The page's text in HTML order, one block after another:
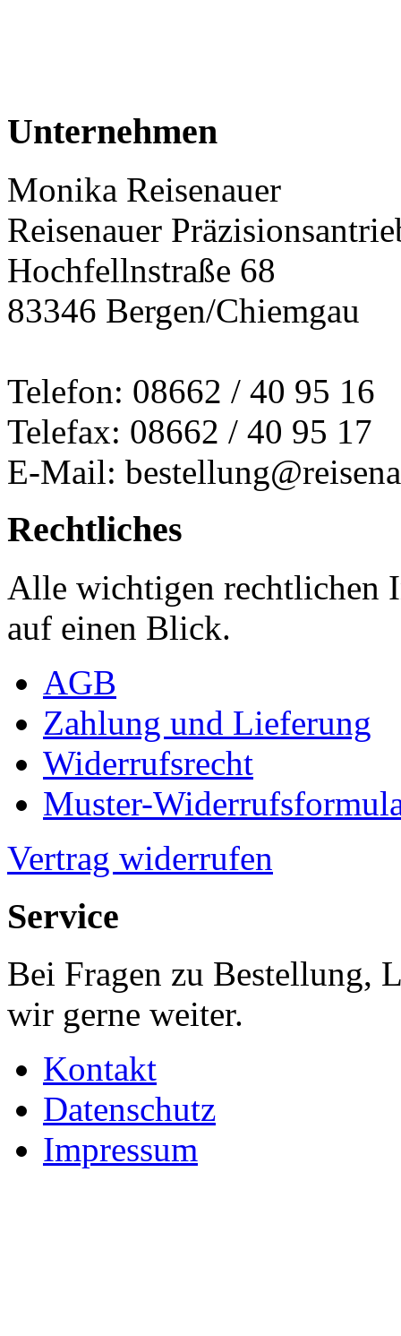
Unternehmen
Monika Reisenauer
Reisenauer
Hochfellnstraße 68
83346 Bergen/Chiemgau
Telefon: 08662 / 40 95 16
Telefax: 08662 / 40 95 17
E-Mail:
Rechtliches
Alle wichtigen rechtlichen
auf einen Blick.
AGB
Zahlung und Lieferung
Widerrufsrecht
Muster-
Vertrag widerrufen
Service
Bei Fragen zu Bestellung,
wir gerne weiter.
Kontakt
Datenschutz
Impressum